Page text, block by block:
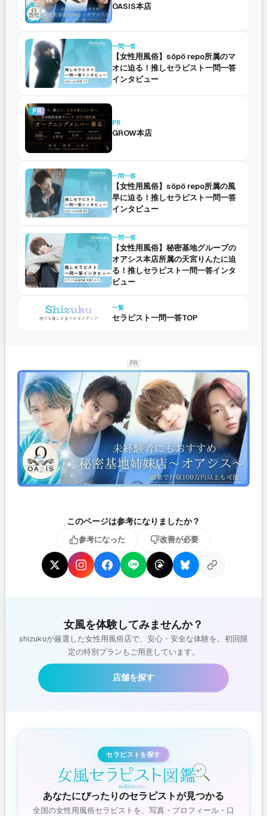
OASIS本店
一問一答
【女性用風俗】söpö repo所属のマ
オに迫る！推しセラピスト一問一答
インタビュー
PR
PR
GROW本店
一問一答
【女性用風俗】söpö repo所属の風
早に迫る！推しセラピスト一問一答
インタビュー
一問一答
【女性用風俗】秘密基地グループの
オアシス本店所属の天宮りんたに迫
る！推しセラピスト一問一答インタ
ビュー
一覧
セラピスト一問一答TOP
PR
このページは参考になりましたか？
参考になった 改善が必要
女風を体験してみませんか？
shizukuが厳選した女性用風俗店で、安心・安全な体験を。初回限
定の特別プランもご用意しています。
店舗を探す
セラピストを探す
あなたにぴったりのセラピストが見つかる
全国の女性用風俗セラピストを、写真・プロフィール・口